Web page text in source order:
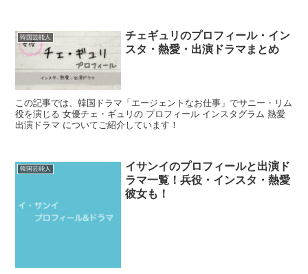
韓国芸能人
チェギュリのプロフィール・イン
スタ・熱愛・出演ドラマまとめ
この記事では、韓国ドラマ「エージェントなお仕事」でサニー・リム
役を演じる 女優チェ・ギュリの プロフィール インスタグラム 熱愛
出演ドラマ についてご紹介しています！
韓国芸能人
イサンイのプロフィールと出演ド
ラマ一覧！兵役・インスタ・熱愛
彼女も！